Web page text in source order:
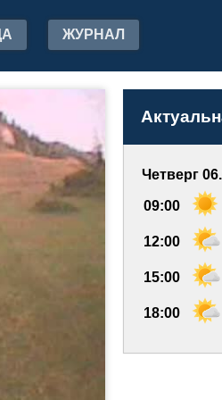
ЖУРНАЛ
Четверг
09:00
12:00
15:00
18:00